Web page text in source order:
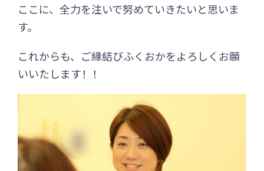
ここに、全力を注いで努めていきたいと思いま
す。
これからも、ご縁結びふくおかをよろしくお願
いいたします！！